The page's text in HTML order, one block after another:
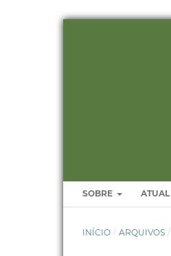
SOBRE ATUAL
INÍCIO / ARQUIVOS /